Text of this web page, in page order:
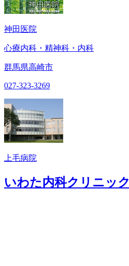
神田医院
心療内科・精神科・内科
群馬県高崎市
027-323-3269
上毛病院
いわた内科クリニック